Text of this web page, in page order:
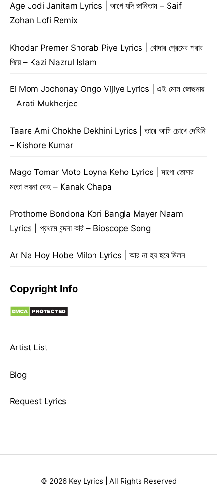
Age Jodi Janitam Lyrics | আগে যদি জানিতাম – Saif
Zohan Lofi Remix
Khodar Premer Shorab Piye Lyrics | খোদার প্রেমের শরাব
পিয়ে – Kazi Nazrul Islam
Ei Mom Jochonay Ongo Vijiye Lyrics | এই মোম জোছনায়
– Arati Mukherjee
Taare Ami Chokhe Dekhini Lyrics | তারে আমি চোখে দেখিনি
– Kishore Kumar
Mago Tomar Moto Loyna Keho Lyrics | মাগো তোমার
মতো লয়না কেহ – Kanak Chapa
Prothome Bondona Kori Bangla Mayer Naam
Lyrics | প্রথমে বন্দনা করি – Bioscope Song
Ar Na Hoy Hobe Milon Lyrics | আর না হয় হবে মিলন
Copyright Info
Artist List
Blog
Request Lyrics
© 2026 Key Lyrics | All Rights Reserved